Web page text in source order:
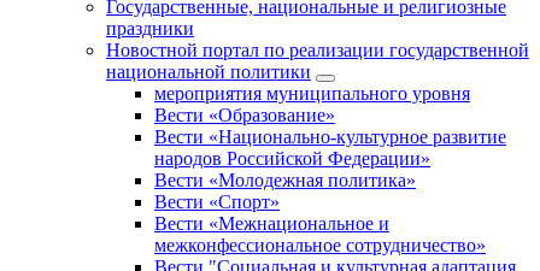
Государственные, национальные и религиозные
праздники
Новостной портал по реализации государственной
национальной политики
мероприятия муниципального уровня
Вести «Образование»
Вести «Национально-культурное развитие
народов Российской Федерации»
Вести «Молодежная политика»
Вести «Спорт»
Вести «Межнациональное и
межконфессиональное сотрудничество»
Вести "Социальная и культурная адаптация